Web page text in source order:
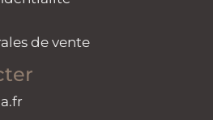
de vente